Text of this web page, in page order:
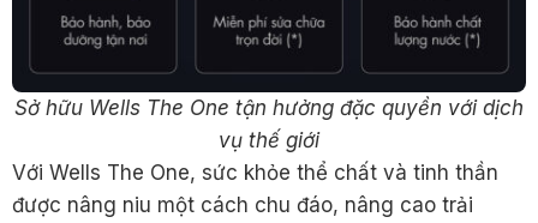
Sở hữu Wells The One tận hưởng đặc quyền với dịch
vụ thế giới
Với Wells The One, sức khỏe thể chất và tinh thần
được nâng niu một cách chu đáo, nâng cao trải